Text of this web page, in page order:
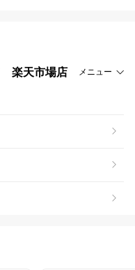
楽天市場店 メニュー